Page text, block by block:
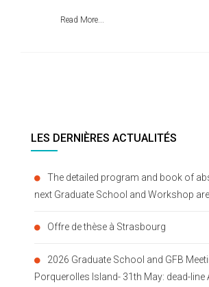
Read More...
LES DERNIÈRES ACTUALITÉS
The detailed program and book of
next Graduate School and Workshop
Offre de thèse à Strasbourg
2026 Graduate School and GFB
Porquerolles Island- 31th May: dead-line